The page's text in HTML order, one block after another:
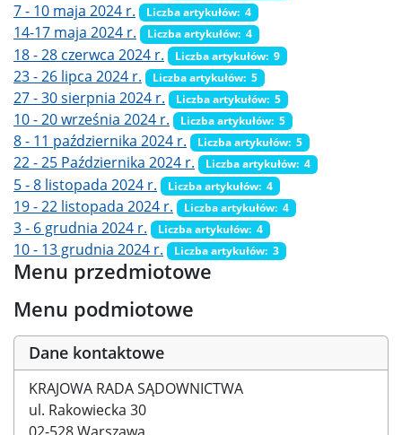
Menu przedmiotowe
Menu podmiotowe
Dane kontaktowe
KRAJOWA RADA SĄDOWNICTWA
ul. Rakowiecka 30
7 - 10 maja 2024 r. Liczba artykułów: 4
14-17 maja 2024 r. Liczba artykułów: 4
18 - 28 czerwca 2024 r. Liczba artykułów: 9
23 - 26 lipca 2024 r. Liczba artykułów: 5
27 - 30 sierpnia 2024 r. Liczba artykułów: 5
10 - 20 września 2024 r. Liczba artykułów: 5
8 - 11 października 2024 r. Liczba artykułów: 5
22 - 25 Października 2024 r. Liczba artykułów: 4
5 - 8 listopada 2024 r. Liczba artykułów: 4
19 - 22 listopada 2024 r. Liczba artykułów: 4
3 - 6 grudnia 2024 r. Liczba artykułów: 4
10 - 13 grudnia 2024 r. Liczba artykułów: 3